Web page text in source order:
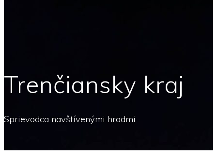
Trenčiansky kraj
Sprievodca navštívenými hradmi